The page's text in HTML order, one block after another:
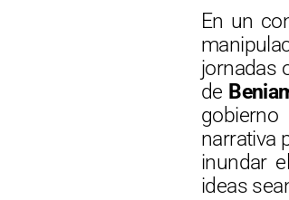
En un
jornadas
de
narrativa
inundar
ideas